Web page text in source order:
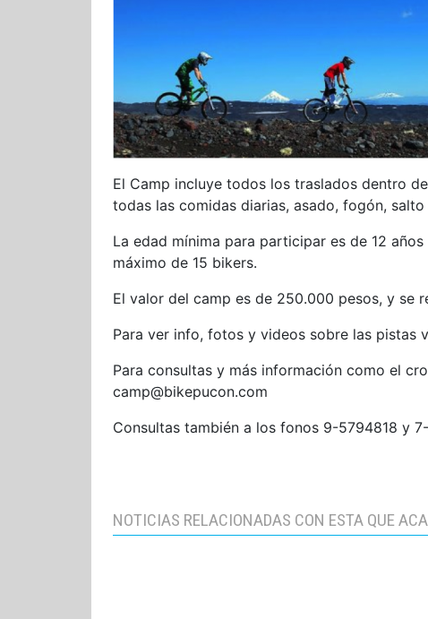
El Camp incluye todos los traslados dentro
todas las comidas diarias, asado, fogón,
La edad mínima para participar es de 12
máximo de 15 bikers.
El valor del camp es de 250.000 pesos, y se
Para ver info, fotos y videos sobre las pistas
Para consultas y más información como el
camp@bikepucon.com
Consultas también a los fonos 9-5794818 y
NOTICIAS RELACIONADAS CON ESTA QUE